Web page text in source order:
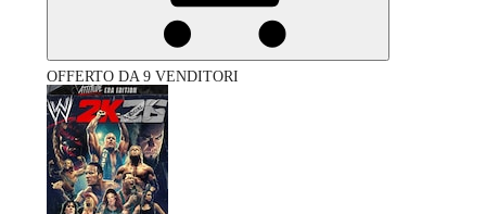
OFFERTO DA 9 VENDITORI